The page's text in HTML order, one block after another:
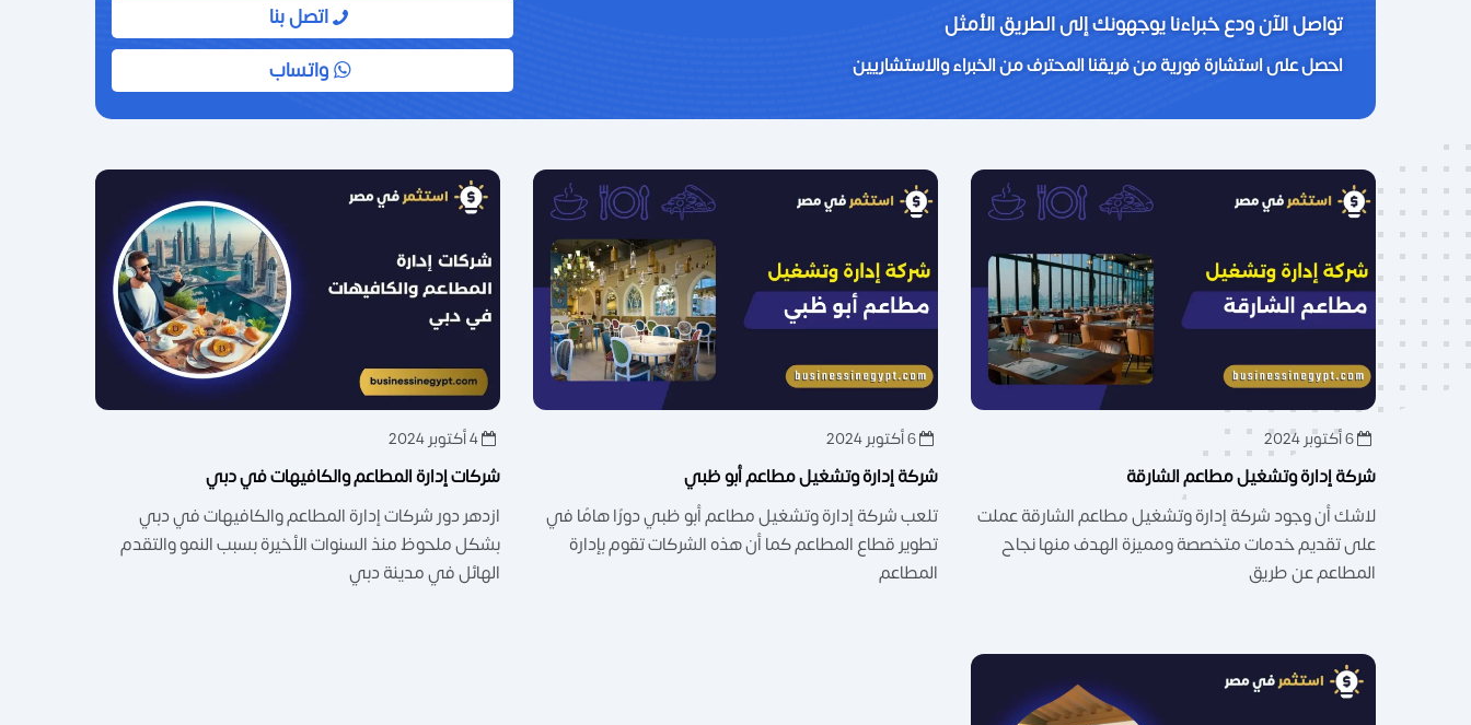
تواصل الآن ودع خبراءنا يوجهونك إلى الطريق الأمثل
احصل على استشارة فورية من فريقنا المحترف من الخبراء والاستشاريين
اتصل بنا
واتساب
6 أكتوبر 2024
شركة إدارة وتشغيل مطاعم الشارقة
لاشك أن وجود شركة إدارة وتشغيل مطاعم الشارقة عملت
على تقديم خدمات متخصصة ومميزة الهدف منها نجاح
المطاعم عن طريق
6 أكتوبر 2024
شركة إدارة وتشغيل مطاعم أبو ظبي
تلعب شركة إدارة وتشغيل مطاعم أبو ظبي دورًا هامًا في
تطوير قطاع المطاعم كما أن هذه الشركات تقوم بإدارة
المطاعم
4 أكتوبر 2024
شركات إدارة المطاعم والكافيهات في دبي
ازدهر دور شركات إدارة المطاعم والكافيهات في دبي
بشكل ملحوظ منذ السنوات الأخيرة بسبب النمو والتقدم
الهائل في مدينة دبي